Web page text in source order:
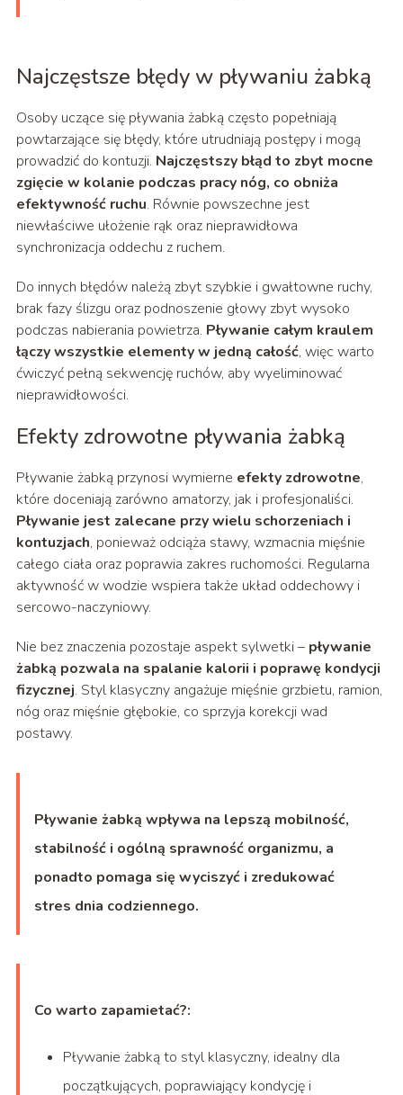
Najczęstsze błędy w pływaniu żabką
Osoby uczące się pływania żabką często popełniają
powtarzające się błędy, które utrudniają postępy i mogą
prowadzić do kontuzji. Najczęstszy błąd to zbyt mocne
zgięcie w kolanie podczas pracy nóg, co obniża
efektywność ruchu. Równie powszechne jest
niewłaściwe ułożenie rąk oraz nieprawidłowa
synchronizacja oddechu z ruchem.
Do innych błędów należą zbyt szybkie i gwałtowne ruchy,
brak fazy ślizgu oraz podnoszenie głowy zbyt wysoko
podczas nabierania powietrza. Pływanie całym kraulem
łączy wszystkie elementy w jedną całość, więc warto
ćwiczyć pełną sekwencję ruchów, aby wyeliminować
nieprawidłowości.
Efekty zdrowotne pływania żabką
Pływanie żabką przynosi wymierne efekty zdrowotne,
które doceniają zarówno amatorzy, jak i profesjonaliści.
Pływanie jest zalecane przy wielu schorzeniach i
kontuzjach, ponieważ odciąża stawy, wzmacnia mięśnie
całego ciała oraz poprawia zakres ruchomości. Regularna
aktywność w wodzie wspiera także układ oddechowy i
sercowo-naczyniowy.
Nie bez znaczenia pozostaje aspekt sylwetki – pływanie
żabką pozwala na spalanie kalorii i poprawę kondycji
fizycznej. Styl klasyczny angażuje mięśnie grzbietu, ramion,
nóg oraz mięśnie głębokie, co sprzyja korekcji wad
postawy.
Pływanie żabką wpływa na lepszą mobilność,
stabilność i ogólną sprawność organizmu, a
ponadto pomaga się wyciszyć i zredukować
stres dnia codziennego.
Co warto zapamietać?:
Pływanie żabką to styl klasyczny, idealny dla
początkujących, poprawiający kondycję i